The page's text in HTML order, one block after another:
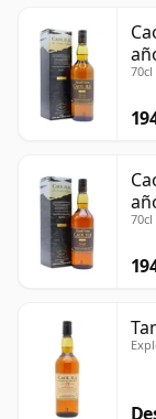
70cl
70cl